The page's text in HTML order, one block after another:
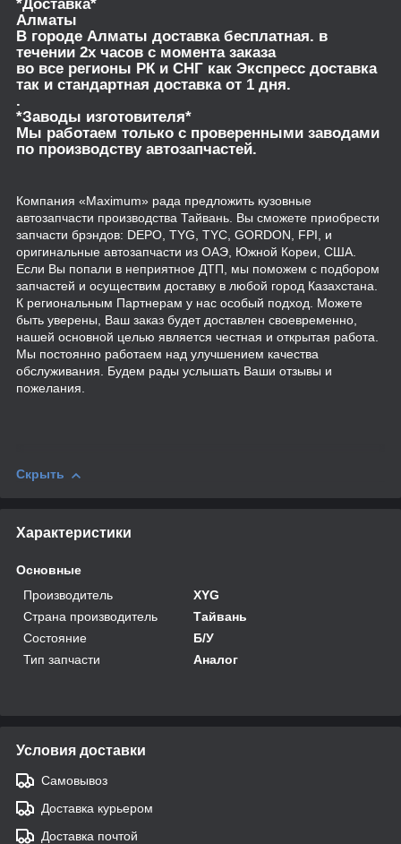
*Доставка*
Алматы
В городе Алматы доставка бесплатная. в
течении 2х часов с момента заказа
во все регионы РК и СНГ как Экспресс доставка
так и стандартная доставка от 1 дня.
.
*Заводы изготовителя*
Мы работаем только с проверенными заводами
по производству автозапчастей.
Компания «Maximum» рада предложить кузовные
автозапчасти производства Тайвань. Вы сможете приобрести
запчасти брэндов: DEPO, TYG, TYC, GORDON, FPI, и
оригинальные автозапчасти из ОАЭ, Южной Кореи, США.
Если Вы попали в неприятное ДТП, мы поможем с подбором
запчастей и осуществим доставку в любой город Казахстана.
К региональным Партнерам у нас особый подход. Можете
быть уверены, Ваш заказ будет доставлен своевременно,
нашей основной целью является честная и открытая работа.
Мы постоянно работаем над улучшением качества
обслуживания. Будем рады услышать Ваши отзывы и
пожелания.
Скрыть
Характеристики
Основные
Производитель
XYG
Страна производитель
Тайвань
Состояние
Б/У
Тип запчасти
Аналог
Условия доставки
Самовывоз
Доставка курьером
Доставка почтой